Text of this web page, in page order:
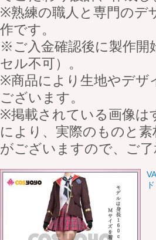
※熟練の職人と専門のデ
作です。
※ご入金確認後に製作開
セル不可）。
※商品により生地やデザ
ございます。
※掲載されている画像は
により、実際のものと
がございますので、ご了